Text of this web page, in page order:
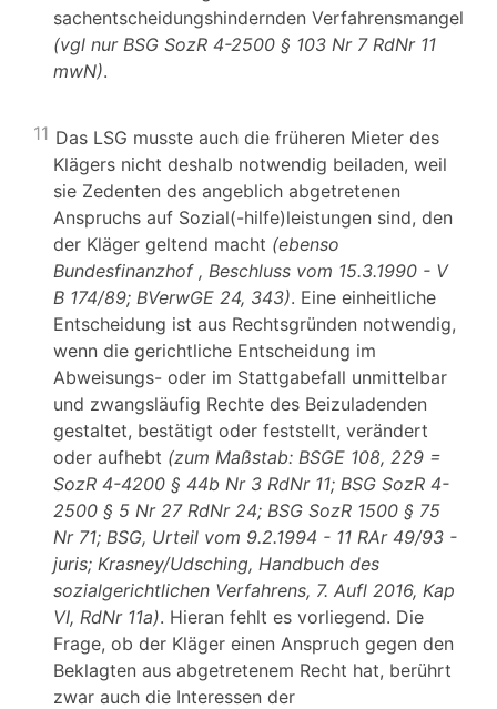
sachentscheidungshindernden Verfahrensmangel
(vgl nur BSG SozR 4-2500 § 103 Nr 7 RdNr 11
mwN).
11 Das LSG musste auch die früheren Mieter des
Klägers nicht deshalb notwendig beiladen, weil
sie Zedenten des angeblich abgetretenen
Anspruchs auf Sozial(-hilfe)leistungen sind, den
der Kläger geltend macht (ebenso
Bundesfinanzhof , Beschluss vom 15.3.1990 - V
B 174/89; BVerwGE 24, 343). Eine einheitliche
Entscheidung ist aus Rechtsgründen notwendig,
wenn die gerichtliche Entscheidung im
Abweisungs- oder im Stattgabefall unmittelbar
und zwangsläufig Rechte des Beizuladenden
gestaltet, bestätigt oder feststellt, verändert
oder aufhebt (zum Maßstab: BSGE 108, 229 =
SozR 4-4200 § 44b Nr 3 RdNr 11; BSG SozR 4-
2500 § 5 Nr 27 RdNr 24; BSG SozR 1500 § 75
Nr 71; BSG, Urteil vom 9.2.1994 - 11 RAr 49/93 -
juris; Krasney/Udsching, Handbuch des
sozialgerichtlichen Verfahrens, 7. Aufl 2016, Kap
VI, RdNr 11a). Hieran fehlt es vorliegend. Die
Frage, ob der Kläger einen Anspruch gegen den
Beklagten aus abgetretenem Recht hat, berührt
zwar auch die Interessen der